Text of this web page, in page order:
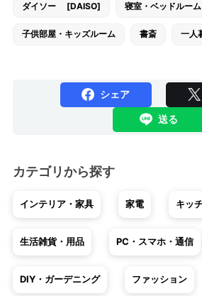
ダイソー [DAISO] 寝室・ベッドルーム
子供部屋・キッズルーム 書斎 一人
シェア
送る
カテゴリから探す
インテリア・家具 家電 キッ
生活雑貨・用品 PC・スマホ・通信
DIY・ガーデニング ファッション